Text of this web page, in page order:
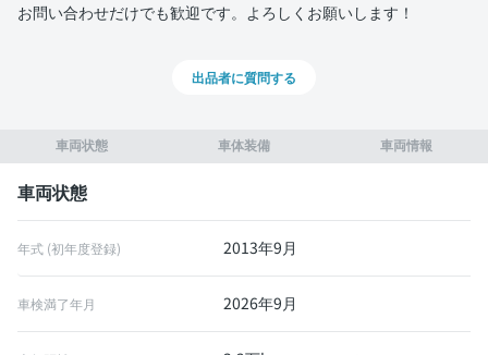
車両状態 車体装備 車両情報
車両状態
年式 (初年度登録) 2013年9月
車検満了年月 2026年9月
お問い合わせだけでも歓迎です。よろしくお願いします！
出品者に質問する